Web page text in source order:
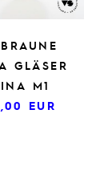
GLÄSER
M1
EUR